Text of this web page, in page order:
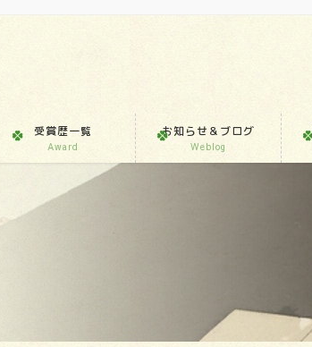
受賞歴一覧
Award
お知らせ＆ブログ
Weblog